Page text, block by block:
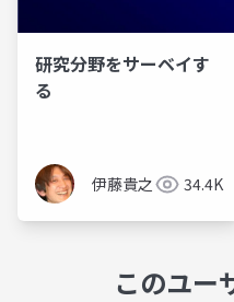
研究分野をサーベイす
る
伊藤貴之 34.4K
このユー